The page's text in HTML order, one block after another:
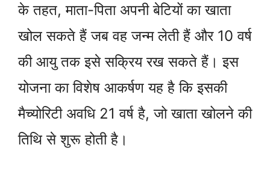
के तहत, माता-पिता अपनी बेटियों का खाता
खोल सकते हैं जब वह जन्म लेती हैं और 10 वर्ष
की आयु तक इसे सक्रिय रख सकते हैं। इस
योजना का विशेष आकर्षण यह है कि इसकी
मैच्योरिटी अवधि 21 वर्ष है, जो खाता खोलने की
तिथि से शुरू होती है।